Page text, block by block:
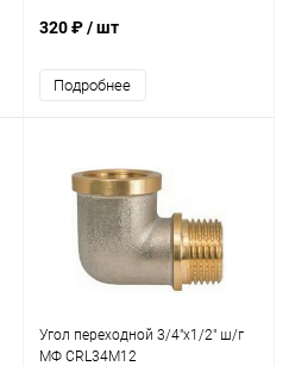
320 ₽/ шт
Подробнее
Угол переходной 3/4"х1/2" ш/г
МФ CRL34M12